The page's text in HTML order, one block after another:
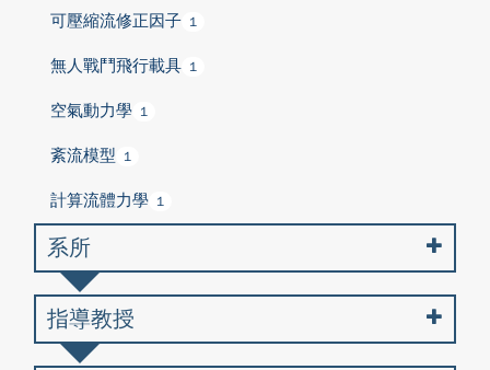
可壓縮流修正因子 1
無人戰鬥飛行載具 1
空氣動力學 1
紊流模型 1
計算流體力學 1
系所
指導教授